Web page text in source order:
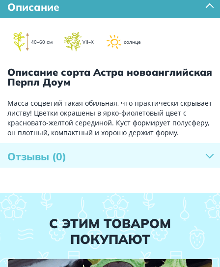
Описание
40–60 см VII–X солнце
Описание сорта Астра новоанглийская
Перпл Доум
Масса соцветий такая обильная, что практически скрывает
листву! Цветки окрашены в ярко-фиолетовый цвет с
красновато-желтой серединой. Куст формирует полусферу,
он плотный, компактный и хорошо держит форму.
Отзывы (0)
С ЭТИМ ТОВАРОМ
ПОКУПАЮТ